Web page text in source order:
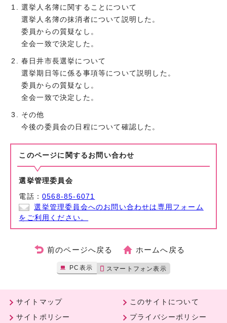
選挙人名簿に関することについて
選挙人名簿の抹消者について説明した。
委員からの質疑なし。
全会一致で決定した。
春日井市長選挙について
選挙期日等に係る事項等について説明した。
委員からの質疑なし。
全会一致で決定した。
その他
今後の委員会の日程について確認した。
このページに関する お問い合わせ
選挙管理委員会
電話：0568-85-6071
選挙管理委員会へのお問い合わせは専用フォーム
をご利用ください。
前のページへ戻る ホームへ戻る
PC表示 スマートフォン表示
サイトマップ
このサイトについて
サイトポリシー
プライバシーポリシー